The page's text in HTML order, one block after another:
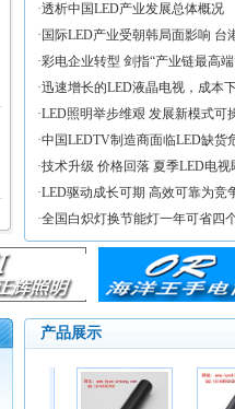
·透析中国LED产业发展总体概况
· 国际LED产业受朝韩局面影响 台
·彩电企业转型 剑指“产业链最高端
·迅速增长的LED液晶电视，成本
·LED照明举步维艰 发展新模式可
·中国LEDTV制造商面临LED缺货
·技术升级 价格回落 夏季LED电视
·LED驱动成长可期 高效可靠为竞
·全国白炽灯换节能灯一年可省四
产品展示